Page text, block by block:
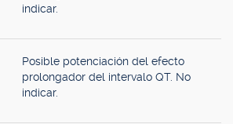
indicar.
Posible potenciación del efecto
prolongador del intervalo QT. No
indicar.